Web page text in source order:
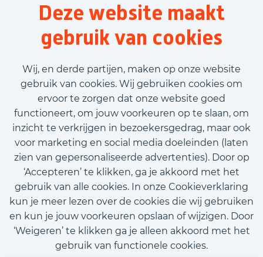
Deze website maakt
gebruik van cookies
Wij, en derde partijen, maken op onze website
gebruik van cookies. Wij gebruiken cookies om
ervoor te zorgen dat onze website goed
functioneert, om jouw voorkeuren op te slaan, om
inzicht te verkrijgen in bezoekersgedrag, maar ook
voor marketing en social media doeleinden (laten
zien van gepersonaliseerde advertenties). Door op
‘Accepteren’ te klikken, ga je akkoord met het
gebruik van alle cookies. In onze Cookieverklaring
kun je meer lezen over de cookies die wij gebruiken
en kun je jouw voorkeuren opslaan of wijzigen. Door
‘Weigeren’ te klikken ga je alleen akkoord met het
gebruik van functionele cookies.
37,5 uur
Tijdelijk met uitzicht op vast
€2.421,00 - €2.625,00
Bekijk vacature
Call-to-action bij meer vacatures